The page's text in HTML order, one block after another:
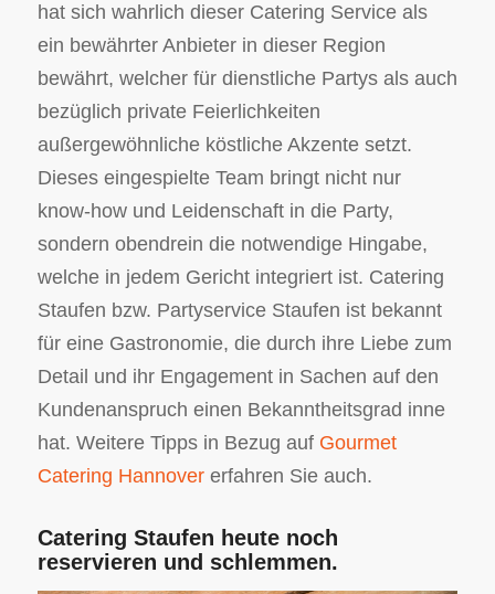
hat sich wahrlich dieser Catering Service als
ein bewährter Anbieter in dieser Region
bewährt, welcher für dienstliche Partys als auch
bezüglich private Feierlichkeiten
außergewöhnliche köstliche Akzente setzt.
Dieses eingespielte Team bringt nicht nur
know-how und Leidenschaft in die Party,
sondern obendrein die notwendige Hingabe,
welche in jedem Gericht integriert ist. Catering
Staufen bzw. Partyservice Staufen ist bekannt
für eine Gastronomie, die durch ihre Liebe zum
Detail und ihr Engagement in Sachen auf den
Kundenanspruch einen Bekanntheitsgrad inne
hat. Weitere Tipps in Bezug auf Gourmet
Catering Hannovererfahren Sie auch.
Catering Staufen heute noch
reservieren und schlemmen.